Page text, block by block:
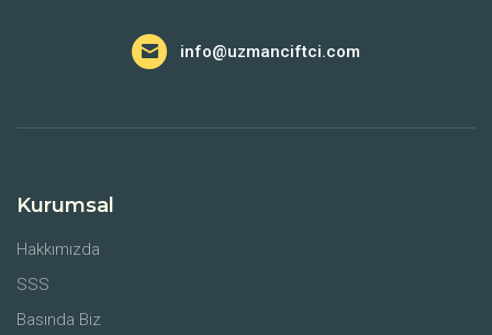
info@uzmanciftci.com
Kurumsal
Hakkımızda
SSS
Basında Biz